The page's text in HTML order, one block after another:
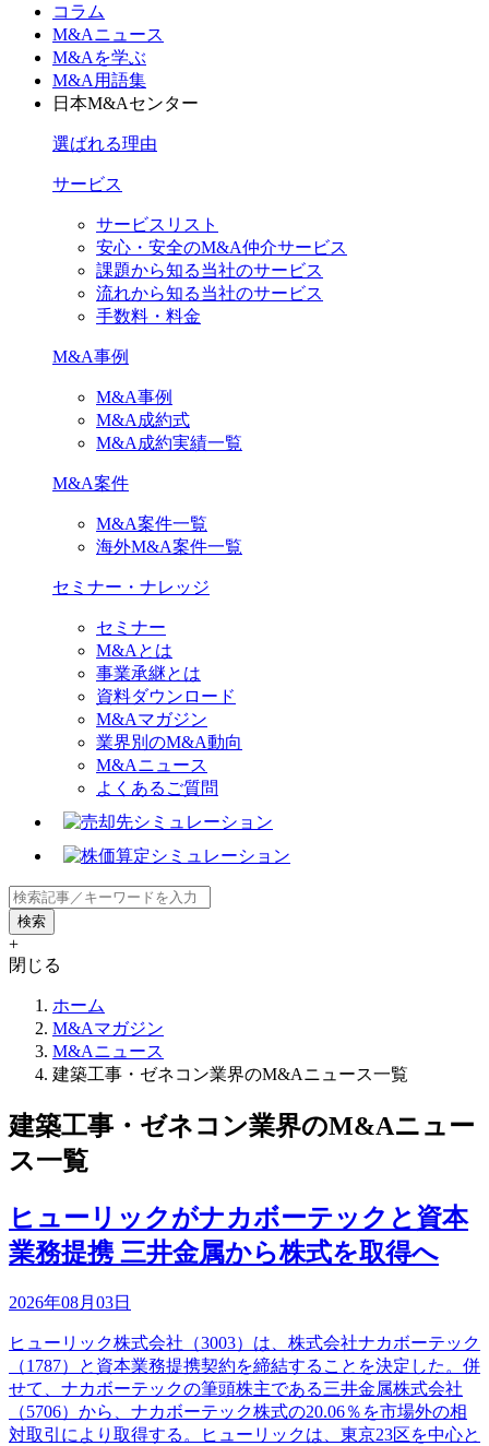
コラム
M&Aニュース
M&Aを学ぶ
M&A用語集
日本M&Aセンター
選ばれる理由
サービス
サービスリスト
安心・安全のM&A仲介サービス
課題から知る当社のサービス
流れから知る当社のサービス
手数料・料金
M&A事例
M&A事例
M&A成約式
M&A成約実績一覧
M&A案件
M&A案件一覧
海外M&A案件一覧
セミナー・ナレッジ
セミナー
M&Aとは
事業承継とは
資料ダウンロード
M&Aマガジン
業界別のM&A動向
M&Aニュース
よくあるご質問
+
閉じる
ホーム
M&Aマガジン
M&Aニュース
建築工事・ゼネコン業界のM&Aニュース一覧
建築工事・ゼネコン業界のM&Aニュー
ス一覧
ヒューリックがナカボーテックと資本
業務提携 三井金属から株式を取得へ
2026年08月03日
ヒューリック株式会社（3003）は、株式会社ナカボーテック
（1787）と資本業務提携契約を締結することを決定した。併
せて、ナカボーテックの筆頭株主である三井金属株式会社
（5706）から、ナカボーテック株式の20.06％を市場外の相
対取引により取得する。ヒューリックは、東京23区を中心と